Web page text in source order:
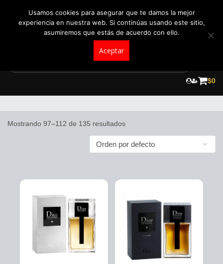
$0
Mostrando 97–112 de 135 resultados
Usamos cookies para asegurar que te damos la mejor
experiencia en nuestra web. Si continúas usando este sitio,
asumiremos que estás de acuerdo con ello.
Aceptar